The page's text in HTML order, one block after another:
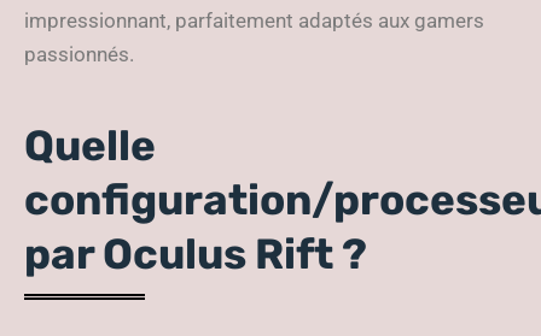
impressionnant, parfaitement adaptés aux gamers
passionnés.
Quelle
configuration/
par Oculus Rift ?